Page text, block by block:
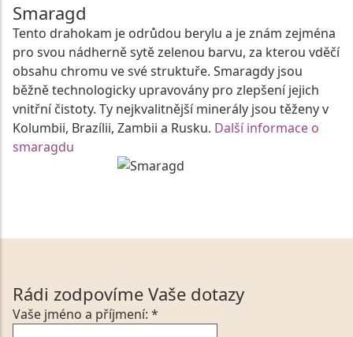
Smaragd
Tento drahokam je odrůdou berylu a je znám zejména
pro svou nádherně sytě zelenou barvu, za kterou vděčí
obsahu chromu ve své struktuře. Smaragdy jsou
běžně technologicky upravovány pro zlepšení jejich
vnitřní čistoty. Ty nejkvalitnější minerály jsou těženy v
Kolumbii, Brazílii, Zambii a Rusku. Další informace o
smaragdu
Rádi zodpovíme Vaše dotazy
Vaše jméno a příjmení: *